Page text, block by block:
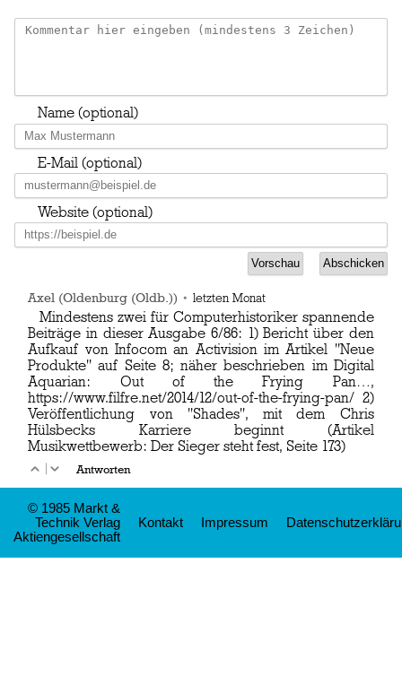
Name (optional)
E-Mail (optional)
Website (optional)
Axel (Oldenburg (Oldb.)) • letzten Monat
Mindestens zwei für Computerhistoriker spannende
Beiträge in dieser Ausgabe 6/86: 1) Bericht über den
Aufkauf von Infocom an Activision im Artikel "Neue
Produkte" auf Seite 8; näher beschrieben im Digital
Aquarian: Out of the Frying Pan…,
https://www.filfre.net/2014/12/out-of-the-frying-pan/ 2)
Veröffentlichung von "Shades", mit dem Chris
Hülsbecks Karriere beginnt (Artikel
Musikwettbewerb: Der Sieger steht fest, Seite 173)
| Antworten
© 1985 Markt &
Technik Verlag
Aktiengesellschaft
Kontakt Impressum